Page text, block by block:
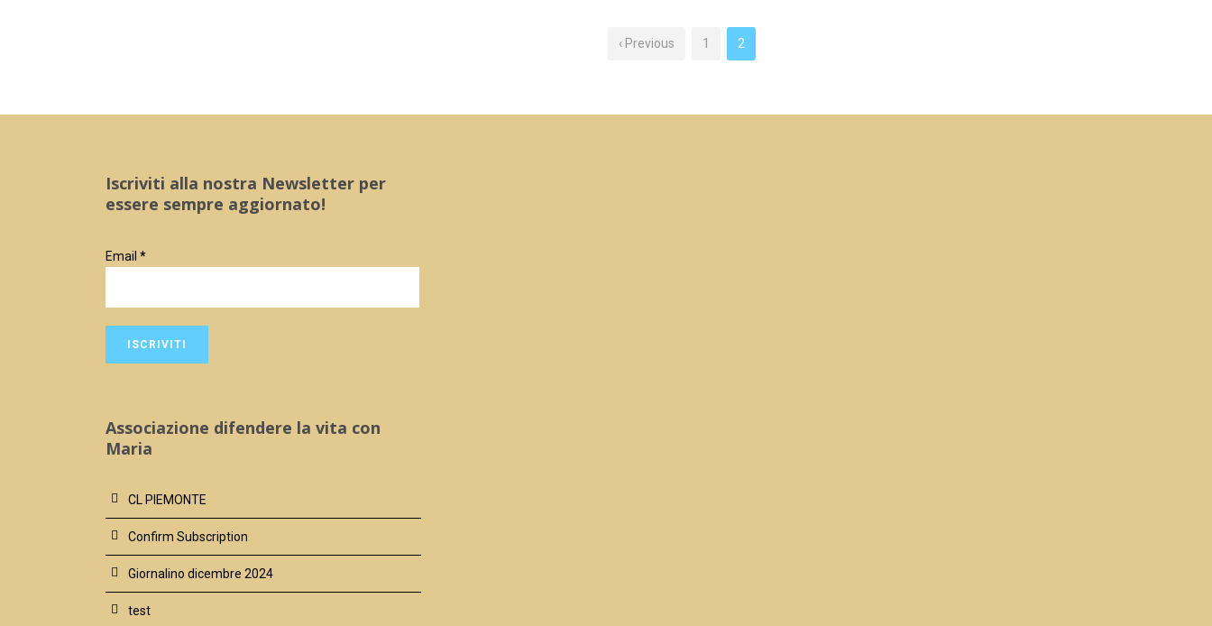
‹ Previous 1 2
Iscriviti alla nostra Newsletter per
essere sempre aggiornato!
Email *
Associazione difendere la vita con
Maria
CL PIEMONTE
Confirm Subscription
Giornalino dicembre 2024
test